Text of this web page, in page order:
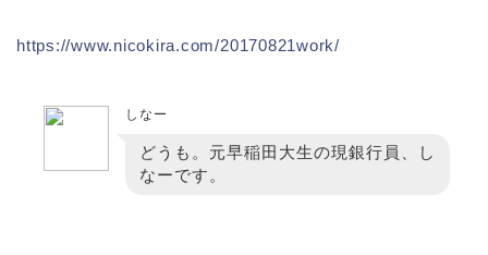
https://www.nicokira.com/20170821work/
しなー
どうも。元早稲田大生の現銀行員、し
なーです。